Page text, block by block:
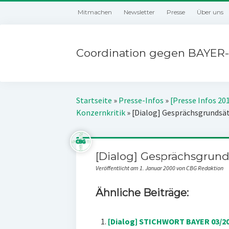
Mitmachen Newsletter Presse Über uns
Coordination gegen
Startseite » Presse-Infos » [Presse Infos
Konzernkritik » [Dialog]
[Dialog]
Veröffentlicht am 1. Januar 2000 von CBG Redaktion
Ähnliche Beiträge:
[Dialog] STICHWORT BAYER 03/